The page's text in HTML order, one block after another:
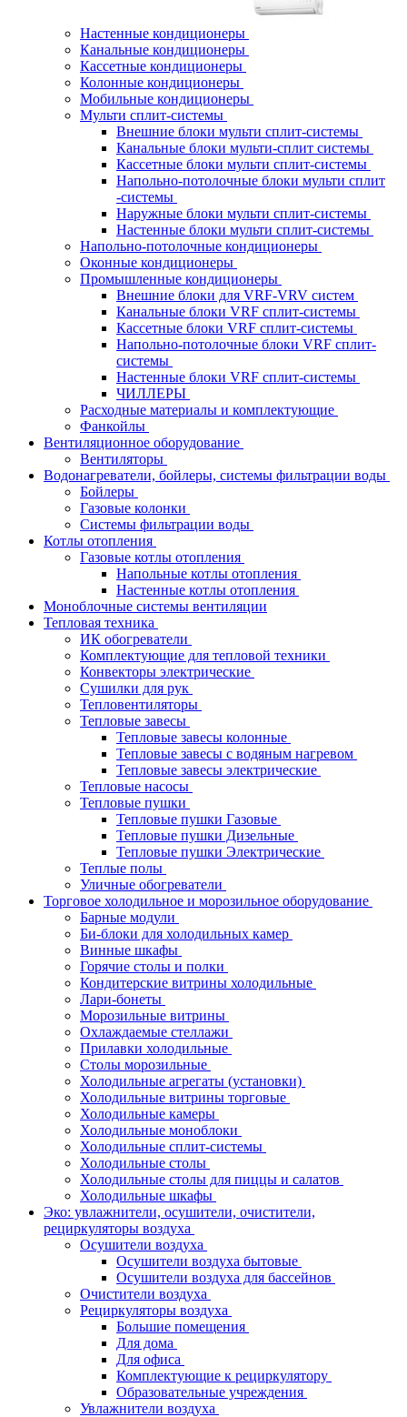
Настенные кондиционеры
Канальные кондиционеры
Кассетные кондиционеры
Колонные кондиционеры
Мобильные кондиционеры
Мульти сплит-системы
Внешние блоки мульти сплит-системы
Канальные блоки мульти-сплит системы
Кассетные блоки мульти сплит-системы
Напольно-потолочные блоки мульти сплит
-системы
Наружные блоки мульти сплит-системы
Настенные блоки мульти сплит-системы
Напольно-потолочные кондиционеры
Оконные кондиционеры
Промышленные кондиционеры
Внешние блоки для VRF-VRV систем
Канальные блоки VRF сплит-системы
Кассетные блоки VRF сплит-системы
Напольно-потолочные блоки VRF сплит-
системы
Настенные блоки VRF сплит-системы
ЧИЛЛЕРЫ
Расходные материалы и комплектующие
Фанкойлы
Вентиляционное оборудование
Вентиляторы
Водонагреватели, бойлеры, системы фильтрации воды
Бойлеры
Газовые колонки
Системы фильтрации воды
Котлы отопления
Газовые котлы отопления
Напольные котлы отопления
Настенные котлы отопления
Моноблочные системы вентиляции
Тепловая техника
ИК обогреватели
Комплектующие для тепловой техники
Конвекторы электрические
Сушилки для рук
Тепловентиляторы
Тепловые завесы
Тепловые завесы колонные
Тепловые завесы с водяным нагревом
Тепловые завесы электрические
Тепловые насосы
Тепловые пушки
Тепловые пушки Газовые
Тепловые пушки Дизельные
Тепловые пушки Электрические
Теплые полы
Уличные обогреватели
Торговое холодильное и морозильное оборудование
Барные модули
Би-блоки для холодильных камер
Винные шкафы
Горячие столы и полки
Кондитерские витрины холодильные
Лари-бонеты
Морозильные витрины
Охлаждаемые стеллажи
Прилавки холодильные
Столы морозильные
Холодильные агрегаты (установки)
Холодильные витрины торговые
Холодильные камеры
Холодильные моноблоки
Холодильные сплит-системы
Холодильные столы
Холодильные столы для пиццы и салатов
Холодильные шкафы
Эко: увлажнители, осушители, очистители,
рециркуляторы воздуха
Осушители воздуха
Осушители воздуха бытовые
Осушители воздуха для бассейнов
Очистители воздуха
Рециркуляторы воздуха
Большие помещения
Для дома
Для офиса
Комплектующие к рециркулятору
Образовательные учреждения
Увлажнители воздуха